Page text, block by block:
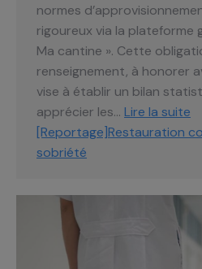
normes
rigoureux via la plateforme
Ma cantine ». Cette
renseignement, à honorer
vise à établir un bilan
apprécier les… Lire la suite
[Reportage]Restauration
sobriété